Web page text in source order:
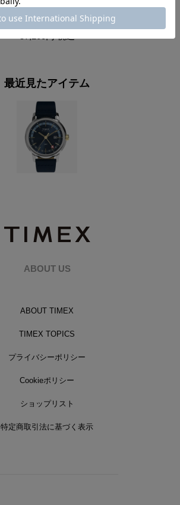
最近見たアイテム
ABOUT US
ABOUT TIMEX
TIMEX TOPICS
プライバシーポリシー
Cookieポリシー
ショップリスト
特定商取引法に基づく表示